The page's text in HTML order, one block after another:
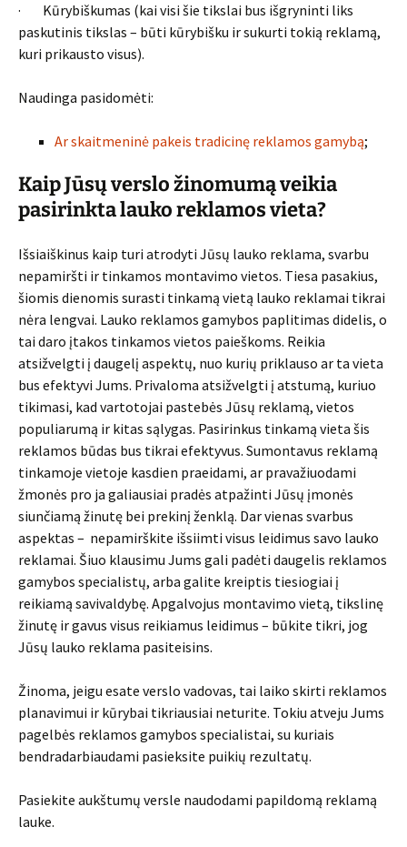
· Kūrybiškumas (kai visi šie tikslai bus išgryninti liks
paskutinis tikslas – būti kūrybišku ir sukurti tokią reklamą,
kuri prikausto visus).
Naudinga pasidomėti:
Ar skaitmeninė pakeis tradicinę reklamos gamybą;
Kaip Jūsų verslo žinomumą veikia
pasirinkta lauko reklamos vieta?
Išsiaiškinus kaip turi atrodyti Jūsų lauko reklama, svarbu
nepamiršti ir tinkamos montavimo vietos. Tiesa pasakius,
šiomis dienomis surasti tinkamą vietą lauko reklamai tikrai
nėra lengvai. Lauko reklamos gamybos paplitimas didelis, o
tai daro įtakos tinkamos vietos paieškoms. Reikia
atsižvelgti į daugelį aspektų, nuo kurių priklauso ar ta vieta
bus efektyvi Jums. Privaloma atsižvelgti į atstumą, kuriuo
tikimasi, kad vartotojai pastebės Jūsų reklamą, vietos
populiarumą ir kitas sąlygas. Pasirinkus tinkamą vieta šis
reklamos būdas bus tikrai efektyvus. Sumontavus reklamą
tinkamoje vietoje kasdien praeidami, ar pravažiuodami
žmonės pro ja galiausiai pradės atpažinti Jūsų įmonės
siunčiamą žinutę bei prekinį ženklą. Dar vienas svarbus
aspektas – nepamirškite išsiimti visus leidimus savo lauko
reklamai. Šiuo klausimu Jums gali padėti daugelis reklamos
gamybos specialistų, arba galite kreiptis tiesiogiai į
reikiamą savivaldybę. Apgalvojus montavimo vietą, tikslinę
žinutę ir gavus visus reikiamus leidimus – būkite tikri, jog
Jūsų lauko reklama pasiteisins.
Žinoma, jeigu esate verslo vadovas, tai laiko skirti reklamos
planavimui ir kūrybai tikriausiai neturite. Tokiu atveju Jums
pagelbės reklamos gamybos specialistai, su kuriais
bendradarbiaudami pasieksite puikių rezultatų.
Pasiekite aukštumų versle naudodami papildomą reklamą
lauke.